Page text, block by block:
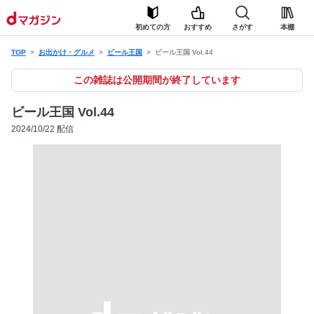
初めての方 おすすめ さがす 本棚
TOP お出かけ・グルメ ビール王国 ビール王国 Vol.44
この雑誌は公開期間が終了しています
ビール王国 Vol.44
2024/10/22 配信